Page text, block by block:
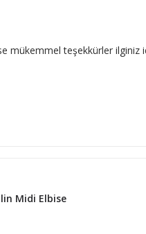
mükemmel teşekkürler ilginiz
Midi Elbise